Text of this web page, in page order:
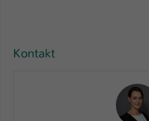
Kontakt